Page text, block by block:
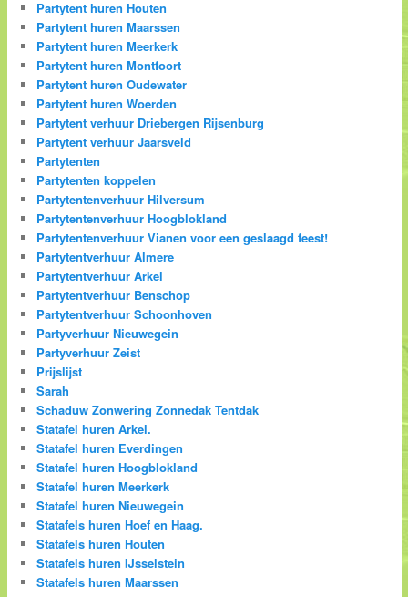
Partytent huren Houten
Partytent huren Maarssen
Partytent huren Meerkerk
Partytent huren Montfoort
Partytent huren Oudewater
Partytent huren Woerden
Partytent verhuur Driebergen Rijsenburg
Partytent verhuur Jaarsveld
Partytenten
Partytenten koppelen
Partytentenverhuur Hilversum
Partytentenverhuur Hoogblokland
Partytentenverhuur Vianen voor een geslaagd feest!
Partytentverhuur Almere
Partytentverhuur Arkel
Partytentverhuur Benschop
Partytentverhuur Schoonhoven
Partyverhuur Nieuwegein
Partyverhuur Zeist
Prijslijst
Sarah
Schaduw Zonwering Zonnedak Tentdak
Statafel huren Arkel.
Statafel huren Everdingen
Statafel huren Hoogblokland
Statafel huren Meerkerk
Statafel huren Nieuwegein
Statafels huren Hoef en Haag.
Statafels huren Houten
Statafels huren IJsselstein
Statafels huren Maarssen